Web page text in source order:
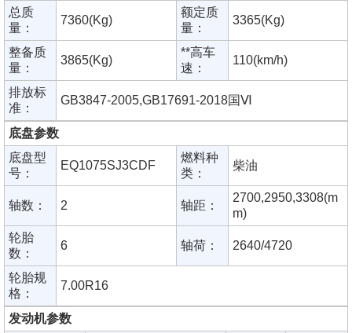
总质
量：
7360(Kg)
额定质
量：
3365(Kg)
整备质
量：
3865(Kg)
**高车
速：
110(km/h)
排放标
准：
GB3847-2005,GB17691-2018国Ⅵ
底盘参数
底盘型
号：
EQ1075SJ3CDF
燃料种
类：
柴油
轴数： 2 轴距：
2700,2950,3308(m
m)
轮胎
数：
6 轴荷： 2640/4720
轮胎规
格：
7.00R16
发动机参数